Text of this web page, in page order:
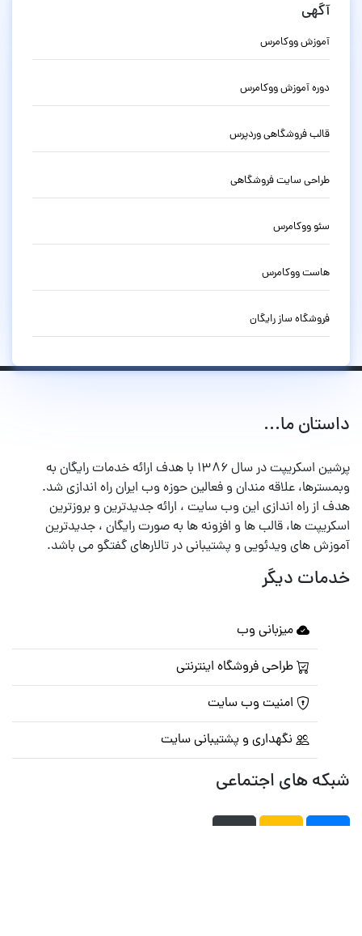
آگهی
آموزش ووکامرس
دوره آموزش ووکامرس
قالب فروشگاهی وردپرس
طراحی سایت فروشگاهی
سئو ووکامرس
هاست ووکامرس
فروشگاه ساز رایگان
داستان ما...
پرشین اسکریپت در سال ۱۳۸۶ با هدف ارائه خدمات رایگان به
وبمسترها، علاقه مندان و فعالین حوزه وب ایران راه اندازی شد.
هدف از راه اندازی این وب سایت ، ارائه جدیدترین و بروزترین
اسکریپت ها، قالب ها و افزونه ها به صورت رایگان ، جدیدترین
آموزش های ویدئویی و پشتیبانی در تالارهای گفتگو می باشد.
خدمات دیگر
میزبانی وب
طراحی فروشگاه اینترنتی
امنیت وب سایت
نگهداری و پشتیبانی سایت
شبکه های اجتماعی